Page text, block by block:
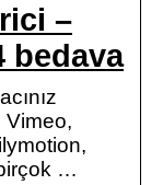
–
bedava
Vimeo,
…